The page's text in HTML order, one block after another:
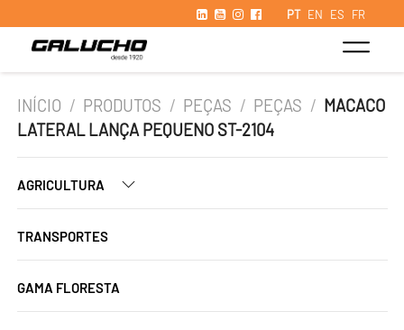
PT EN ES FR
INÍCIO / PRODUTOS / PEÇAS / PEÇAS / MACACO
LATERAL LANÇA PEQUENO ST-2104
AGRICULTURA
TRANSPORTES
GAMA FLORESTA